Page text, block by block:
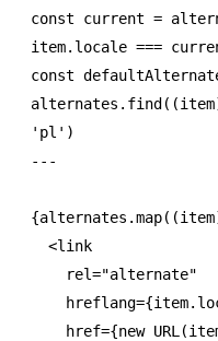
const current =
item.locale ===
const
alternates .find
'pl' )
---
{alternates .map
  <
link
    rel
="alternate"
    hreflang
={item
    href
={new URL (